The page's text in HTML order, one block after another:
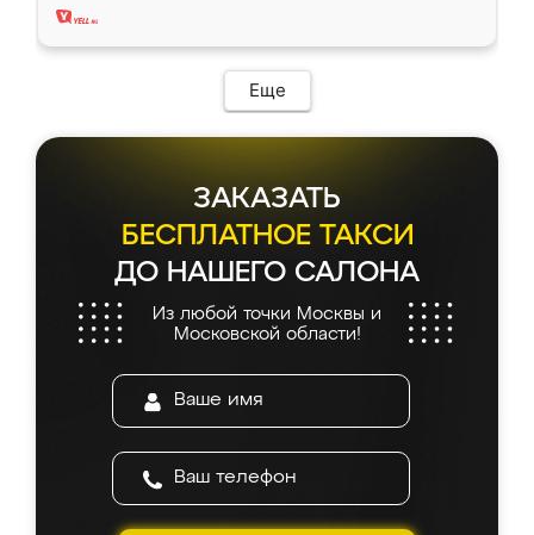
Еще
ЗАКАЗАТЬ
БЕСПЛАТНОЕ ТАКСИ
ДО НАШЕГО САЛОНА
Из любой точки Москвы и
Московской области!